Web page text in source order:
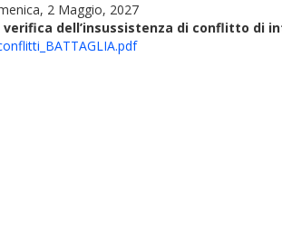
2 Maggio, 2027
dell’insussistenza di conflitto di